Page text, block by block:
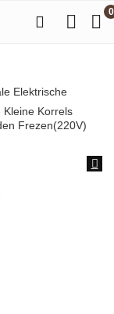
0
Elektrische
Kleine Korrels
Frezen(220V)